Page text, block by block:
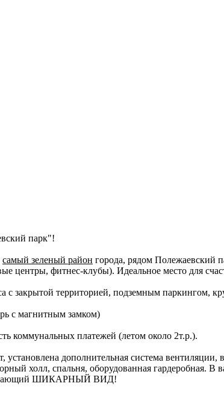
парк"!
самый зеленый район города, рядом Полежаевский
центры, фитнес-клубы). Идеальное место для
закрытой территорией, подземным паркингом,
с магнитным замком)
коммунальных платежей (летом около 2т.р.).
дополнительная система
холл, спальня, оборудованная гардеробная.
ШИКАРНЫЙ ВИД!